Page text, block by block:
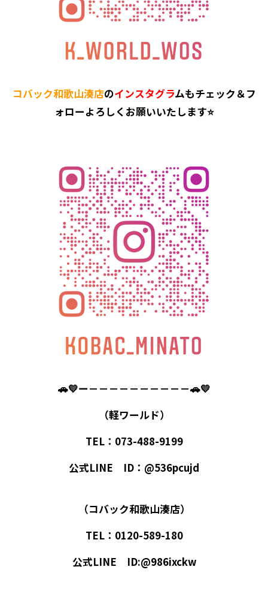
コバック和歌山湊店のインスタグラムもチェック＆フ
ォローよろしくお願いいたします⭐
🚗💛ー－－－－－－－－－－🚗💛
（軽ワールド）
TEL：073-488-9199
公式LINE ID：@536pcujd
（コバック和歌山湊店）
TEL：0120-589-180
公式LINE ID:@986ixckw